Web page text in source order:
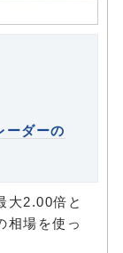
ーダーの
大2.00倍と
相場を使っ